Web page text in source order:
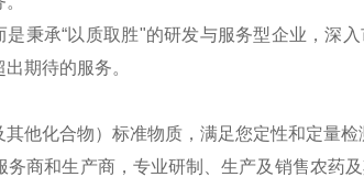
秉承“以质取胜"的研发与服务型企业，深
期待的服务。
他化合物）标准物质，满足您定性和定量检
商和生产商，专业研制、生产及销售农药